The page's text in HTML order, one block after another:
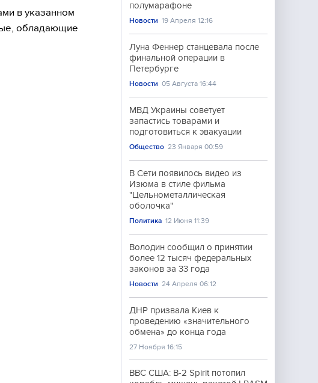
в указанном
обладающие
полумарафоне
Новости 19 Апреля 12:16
Луна Феннер станцевала после
финальной операции в
Петербурге
Новости 05 Августа 16:44
МВД Украины советует
запастись товарами и
подготовиться к эвакуации
Общество 23 Января 00:59
В Сети появилось видео из
Изюма в стиле фильма
"Цельнометаллическая
оболочка"
Политика 12 Июня 11:39
Володин сообщил о принятии
более 12 тысяч федеральных
законов за 33 года
Новости 24 Апреля 06:12
ДНР призвала Киев к
проведению «значительного
обмена» до конца года
27 Ноября 16:15
ВВС США: B-2 Spirit потопил